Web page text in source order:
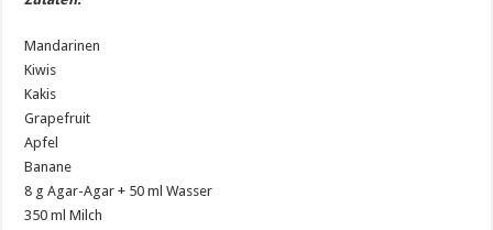
Mandarinen
Kiwis
Kakis
Grapefruit
Apfel
Banane
8 g Agar-Agar + 50 ml Wasser
350 ml Milch